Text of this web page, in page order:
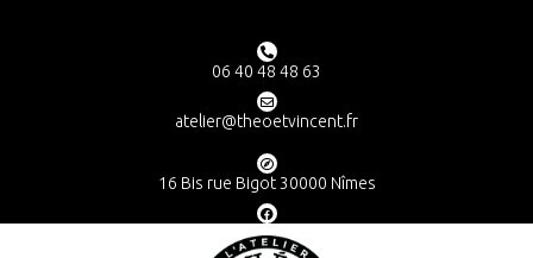
06 40 48 48 63
atelier@theoetvincent.fr
16 Bis rue Bigot 30000 Nîmes